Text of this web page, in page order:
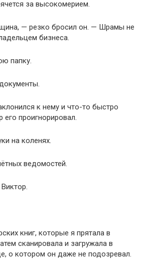
за высокомерием.
— резко бросил он. — Шрамы не
бизнеса.
папку.
к нему и что-то быстро
его проигнорировал.
на коленях.
ведомостей.
книг, которые я прятала в
сканировала и загружала в
о котором он даже не подозревал.